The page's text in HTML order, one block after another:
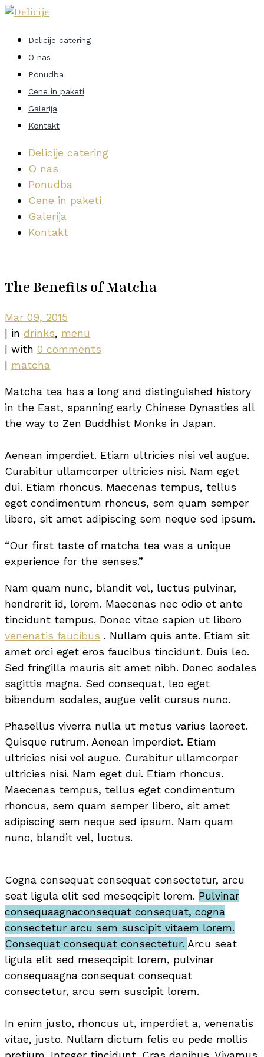
Delicije catering
O nas
Ponudba
Cene in paketi
Galerija
Kontakt
Delicije catering
O nas
Ponudba
Cene in paketi
Galerija
Kontakt
The Benefits of Matcha
Mar 09, 2015
| in drinks, menu
| with 0 comments
| matcha
Matcha tea has a long and distinguished history
in the East, spanning early Chinese Dynasties all
the way to Zen Buddhist Monks in Japan.
Aenean imperdiet. Etiam ultricies nisi vel augue.
Curabitur ullamcorper ultricies nisi. Nam eget
dui. Etiam rhoncus. Maecenas tempus, tellus
eget condimentum rhoncus, sem quam semper
libero, sit amet adipiscing sem neque sed ipsum.
“Our first taste of matcha tea was a unique
experience for the senses.”
Nam quam nunc, blandit vel, luctus pulvinar,
hendrerit id, lorem. Maecenas nec odio et ante
tincidunt tempus. Donec vitae sapien ut libero
venenatis faucibus . Nullam quis ante. Etiam sit
amet orci eget eros faucibus tincidunt. Duis leo.
Sed fringilla mauris sit amet nibh. Donec sodales
sagittis magna. Sed consequat, leo eget
bibendum sodales, augue velit cursus nunc.
Phasellus viverra nulla ut metus varius laoreet.
Quisque rutrum. Aenean imperdiet. Etiam
ultricies nisi vel augue. Curabitur ullamcorper
ultricies nisi. Nam eget dui. Etiam rhoncus.
Maecenas tempus, tellus eget condimentum
rhoncus, sem quam semper libero, sit amet
adipiscing sem neque sed ipsum. Nam quam
nunc, blandit vel, luctus.
Cogna consequat consequat consectetur, arcu
seat ligula elit sed meseqcipit lorem. Pulvinar
consequaagnaconsequat consequat, cogna
consectetur arcu sem suscipit vitaem lorem.
Consequat consequat consectetur. Arcu seat
ligula elit sed meseqcipit lorem, pulvinar
consequaagna consequat consequat
consectetur, arcu sem suscipit lorem.
In enim justo, rhoncus ut, imperdiet a, venenatis
vitae, justo. Nullam dictum felis eu pede mollis